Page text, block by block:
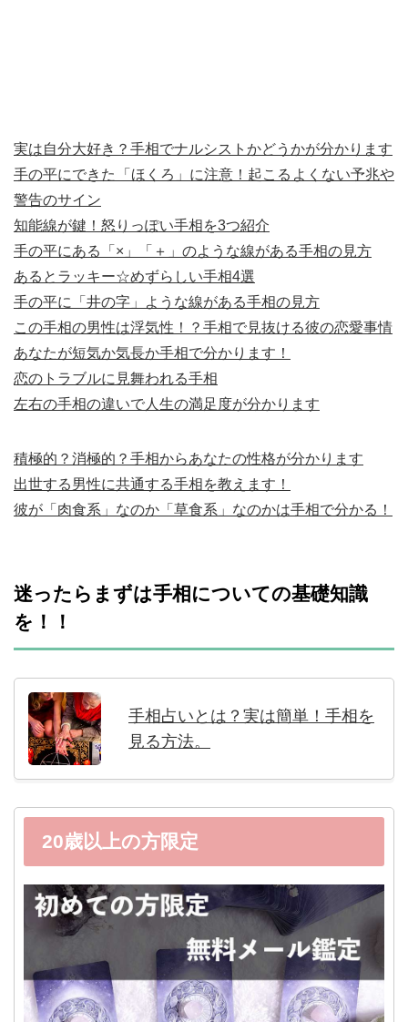
実は自分大好き？手相でナルシストかどうかが分かります
手の平にできた「ほくろ」に注意！起こるよくない予兆や
警告のサイン
知能線が鍵！怒りっぽい手相を3つ紹介
手の平にある「×」「＋」のような線がある手相の見方
あるとラッキー☆めずらしい手相4選
手の平に「井の字」ような線がある手相の見方
この手相の男性は浮気性！？手相で見抜ける彼の恋愛事情
あなたが短気か気長か手相で分かります！
恋のトラブルに見舞われる手相
左右の手相の違いで人生の満足度が分かります
積極的？消極的？手相からあなたの性格が分かります
出世する男性に共通する手相を教えます！
彼が「肉食系」なのか「草食系」なのかは手相で分かる！
迷ったらまずは手相についての基礎知識
を！！
手相占いとは？実は簡単！手相を
見る方法。
20歳以上の方限定